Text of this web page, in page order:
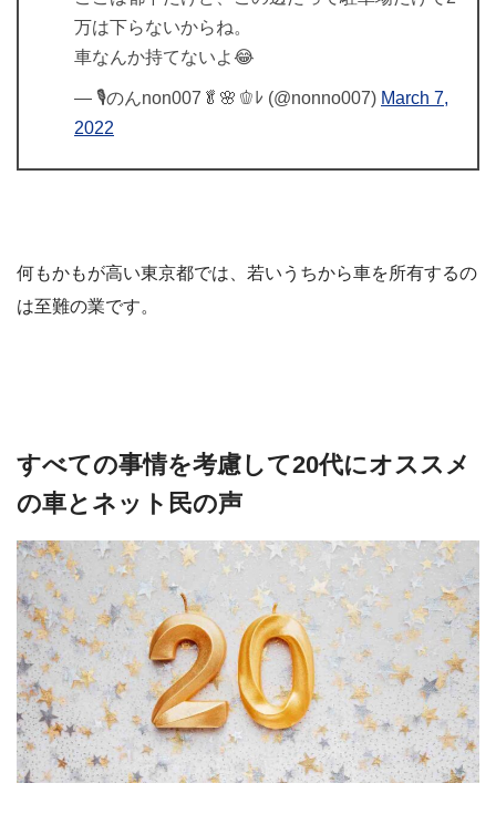
万は下らないからね。
車なんか持てないよ😂
— 🎙のんnon007🥬🌸🫑ﾚ (@nonno007) March 7,
2022
何もかもが高い東京都では、若いうちから車を所有するの
は至難の業です。
すべての事情を考慮して20代にオススメ
の車とネット民の声